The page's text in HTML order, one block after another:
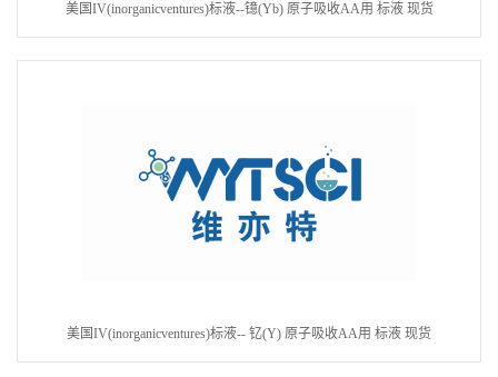
美国IV(inorganicventures)标液--镱(Yb) 原子吸收AA用 标液 现货
美国IV(inorganicventures)标液-- 钇(Y) 原子吸收AA用 标液 现货